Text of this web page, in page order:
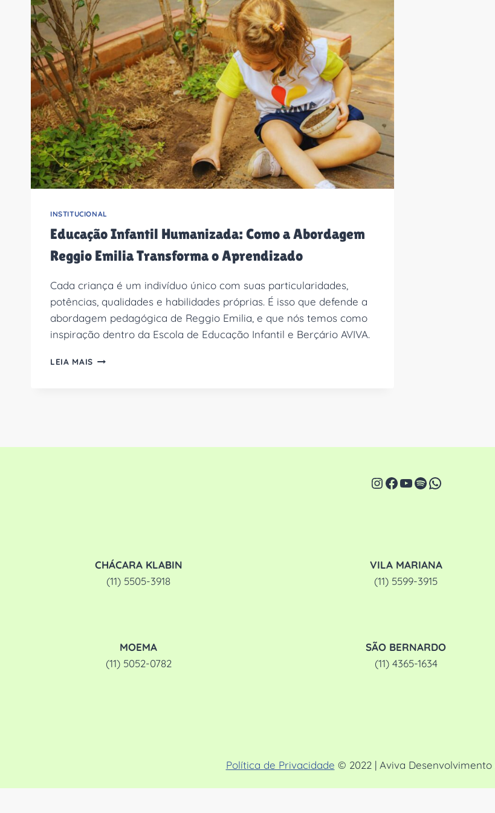
INSTITUCIONAL
Educação Infantil Humanizada: Como a Abordagem
Reggio Emilia Transforma o Aprendizado
Cada criança é um indivíduo único com suas particularidades,
potências, qualidades e habilidades próprias. É isso que defende a
abordagem pedagógica de Reggio Emilia, e que nós temos como
inspiração dentro da Escola de Educação Infantil e Berçário AVIVA.
LEIA MAIS EDUCAÇÃO
EMILIA
Instagram
Facebook
Youtube
Spotify
WhatsApp
CHÁCARA KLABIN
(11) 5505-3918
VILA MARIANA
(11) 5599-3915
MOEMA
(11) 5052-0782
SÃO BERNARDO
(11) 4365-1634
Política de Privacidade © 2022 | Aviva